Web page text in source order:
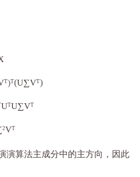
T)T(U∑VT)
UTU∑VT
2VT
演算法主成分中的主方向，因此